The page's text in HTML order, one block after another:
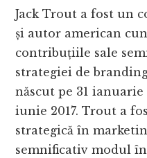
Jack Trout a fost un
și autor american
contribuțiile sale
strategiei de
născut pe 31
iunie 2017. Trout a
strategică în
semnificativ modul